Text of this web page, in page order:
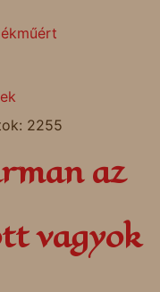
2255
az
vagyok